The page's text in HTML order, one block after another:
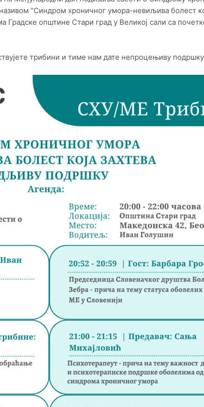
”Синдром хроничног умора-невиљива болест
Градске општине Стари град у Великој сали са
трибини и тиме нам дате непроцењиву